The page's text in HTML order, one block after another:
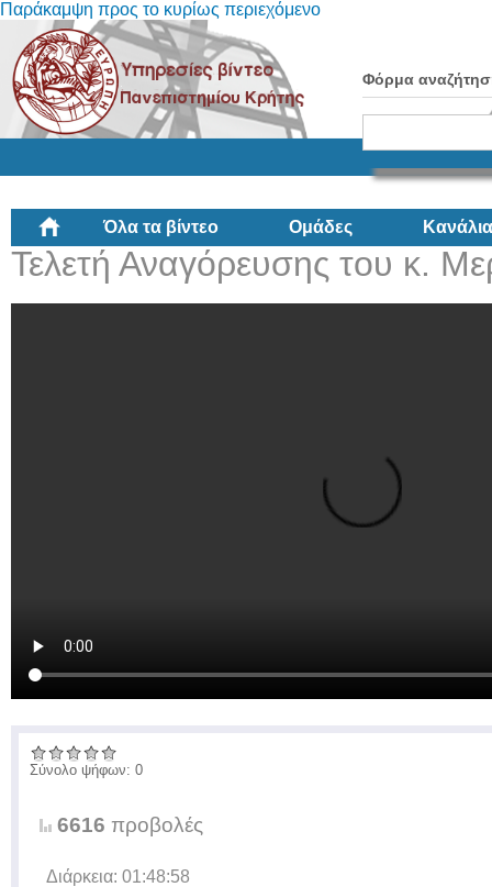
Παράκαμψη προς το κυρίως περιεχόμενο
Φόρμα
Όλα τα βίντεο Ομάδες Κανάλια
Τελετή Αναγόρευσης του κ.
Σύνολο ψήφων: 0
6616 προβολές
Διάρκεια: 01:48:58